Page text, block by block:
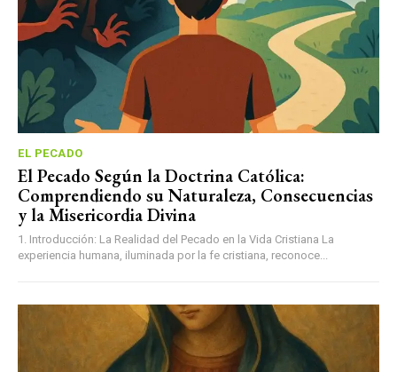
EL PECADO
El Pecado Según la Doctrina Católica:
Comprendiendo su Naturaleza, Consecuencias
y la Misericordia Divina
1. Introducción: La Realidad del Pecado en la Vida Cristiana La
experiencia humana, iluminada por la fe cristiana, reconoce...